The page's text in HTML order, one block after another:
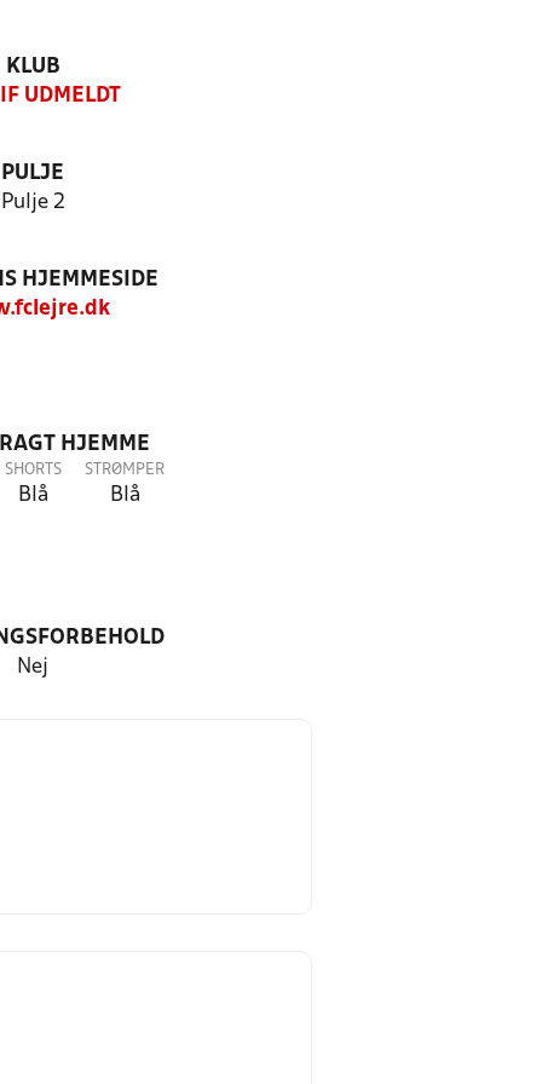
KLUB
UDMELDT
PULJE
Pulje 2
HJEMMESIDE
HJEMME
SHORTS
Blå
STRØMPER
Blå
Nej